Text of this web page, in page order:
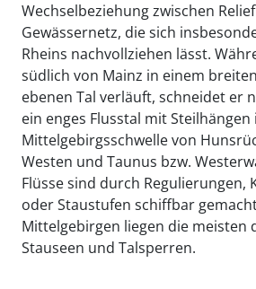
Wechselbeziehung zwischen
Gewässernetz, die sich
Rheins nachvollziehen lässt.
südlich von Mainz in einem
ebenen Tal verläuft, schneidet er
ein enges Flusstal mit Steilhängen
Mittelgebirgsschwelle von
Westen und Taunus bzw.
Flüsse sind durch Regulierungen,
oder Staustufen schiffbar
Mittelgebirgen liegen die meisten
Stauseen und Talsperren.